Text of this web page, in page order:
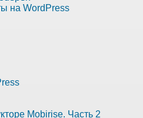
на WordPress
Mobirise. Часть 2